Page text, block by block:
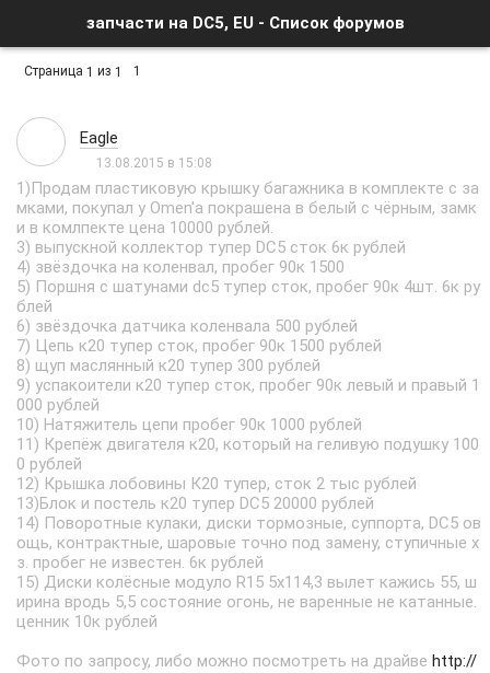
запчасти на DC5, EU - Список форумов
Страница 1 из 1 1
Eagle
13.08.2015 в 15:08
1)Продам пластиковую крышку багажника в комплекте с за
мками, покупал у Omen'a покрашена в белый с чёрным, замк
и в комлпекте цена 10000 рублей.
3) выпускной коллектор тупер DC5 сток 6к рублей
4) звёздочка на коленвал, пробег 90к 1500
5) Поршня с шатунами dc5 тупер сток, пробег 90к 4шт. 6к ру
блей
6) звёздочка датчика коленвала 500 рублей
7) Цепь к20 тупер сток, пробег 90к 1500 рублей
8) щуп маслянный к20 тупер 300 рублей
9) успакоители к20 тупер сток, пробег 90к левый и правый 1
000 рублей
10) Натяжитель цепи пробег 90к 1000 рублей
11) Крепёж двигателя к20, который на геливую подушку 100
0 рублей
12) Крышка лобовины К20 тупер, сток 2 тыс рублей
13)Блок и постель к20 тупер DC5 20000 рублей
14) Поворотные кулаки, диски тормозные, суппорта, DC5 ов
ощь, контрактные, шаровые точно под замену, ступичные х
з. пробег не известен. 6к рублей
15) Диски колёсные модуло R15 5x114,3 вылет кажись 55, ш
ирина вродь 5,5 состояние огонь, не варенные не катанные.
ценник 10к рублей
Фото по запросу, либо можно посмотреть на драйве http://